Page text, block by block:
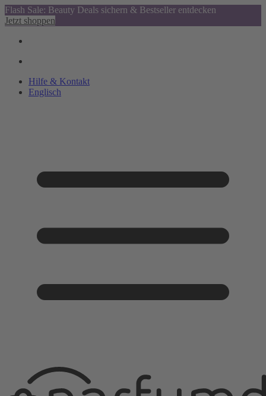
Flash Sale: Beauty Deals sichern & Bestseller entdecken
Jetzt shoppen
Hilfe & Kontakt
Englisch